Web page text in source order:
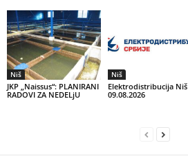
Niš
JKP „Naissus“: PLANIRANI
RADOVI ZA NEDELjU
Niš
Elektrodistribucija Niš
09.08.2026